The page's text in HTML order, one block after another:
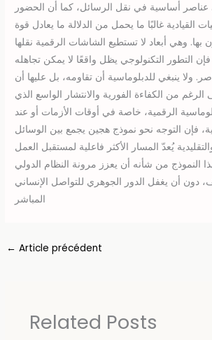
عناصر أساسية في نقل الرسائل، كما أن الحضور
غالبًا ما يحمل من الدلالة ما يعادل قوة
بها. وهي أبعاد لا تستطيع الشاشات الرقمية نقلها
التطور التكنولوجي يظل واقعًا لا يمكن تجاهله
ولا ينبغي للدبلوماسية أن تقاومه، بل عليها أن
من الكفاءة الفورية والانتشار الواسع الذي
الرقمية، خاصة في أوقات الأزمات أو عند
فإن التوجه نحو نموذج هجين يجمع بين الوسائل
يُعدّ المسار الأكثر فاعلية لمستقبل العمل
النموذج من شأنه أن يعزز مرونة النظام الدولي
دون أن يغفل الدور الجوهري للتواصل الإنساني
المباشر
← Article précédent
Related Posts